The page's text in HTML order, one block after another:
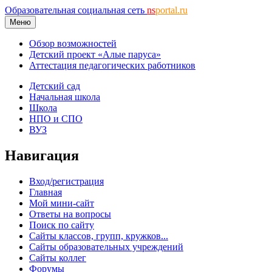
Образовательная социальная сеть nsportal.ru
Меню
Обзор возможностей
Детский проект «Алые паруса»
Аттестация педагогических работников
Детский сад
Начальная школа
Школа
НПО и СПО
ВУЗ
Навигация
Вход/регистрация
Главная
Мой мини-сайт
Ответы на вопросы
Поиск по сайту
Сайты классов, групп, кружков...
Сайты образовательных учреждений
Сайты коллег
Форумы